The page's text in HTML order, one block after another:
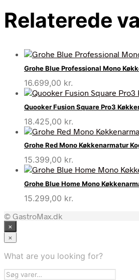
Relaterede
Grohe Blue Professional Mono
16.699,00 kr.
Quooker Fusion Square Pro3
18.425,00 kr.
Grohe Red Mono Køkkenarmatur
15.399,00 kr.
Grohe Blue Home Mono
15.299,00 kr.
© GastroMax.dk
×
×
What are you looking for?